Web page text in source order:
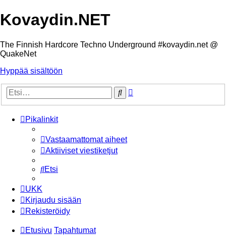
Kovaydin.NET
The Finnish Hardcore Techno Underground #kovaydin.net @
QuakeNet
Hyppää sisältöön
Etsi
Pikalinkit
Vastaamattomat aiheet
Aktiiviset viestiketjut
Etsi
UKK
Kirjaudu sisään
Rekisteröidy
Etusivu Tapahtumat